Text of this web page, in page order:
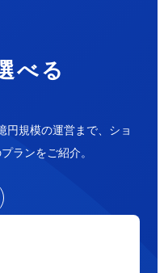
べる
円規模の運営まで、ショ
ランをご紹介。